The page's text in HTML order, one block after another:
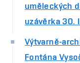
uměleckých
uzávěrka 30.
Výtvarně-
Fontána